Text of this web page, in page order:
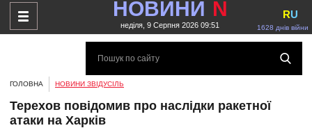
НОВИНИ N
неділя, 9 Серпня 2026 09:51 1628 днів війни
RU
ГОЛОВНА НОВИНИ ЗВІДУСІЛЬ
Терехов повідомив про наслідки ракетної
атаки на Харків